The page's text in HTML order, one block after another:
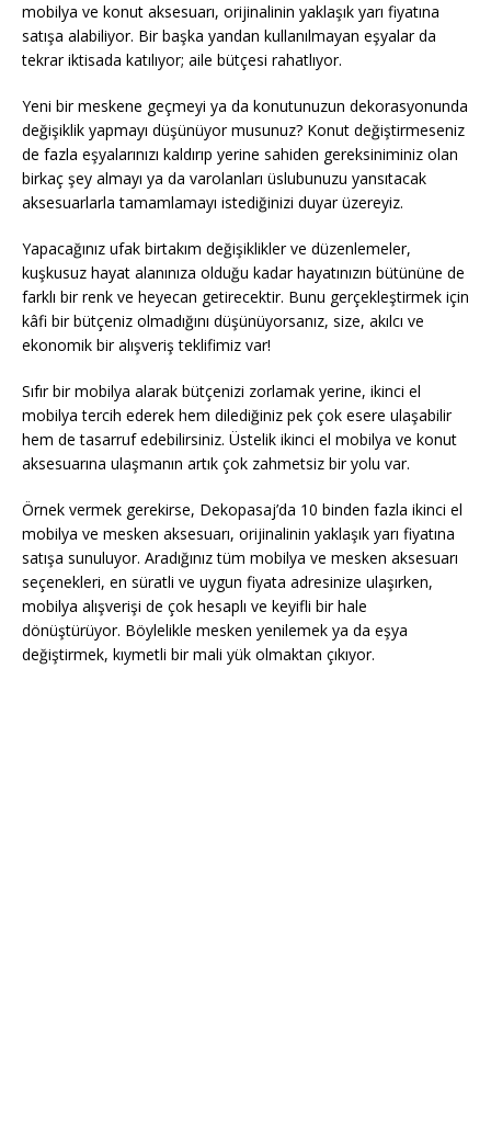
mobilya ve konut aksesuarı, orijinalinin yaklaşık yarı fiyatına
satışa alabiliyor. Bir başka yandan kullanılmayan eşyalar da
tekrar iktisada katılıyor; aile bütçesi rahatlıyor.
Yeni bir meskene geçmeyi ya da konutunuzun dekorasyonunda
değişiklik yapmayı düşünüyor musunuz? Konut değiştirmeseniz
de fazla eşyalarınızı kaldırıp yerine sahiden gereksiniminiz olan
birkaç şey almayı ya da varolanları üslubunuzu yansıtacak
aksesuarlarla tamamlamayı istediğinizi duyar üzereyiz.
Yapacağınız ufak birtakım değişiklikler ve düzenlemeler,
kuşkusuz hayat alanınıza olduğu kadar hayatınızın bütününe de
farklı bir renk ve heyecan getirecektir. Bunu gerçekleştirmek için
kâfi bir bütçeniz olmadığını düşünüyorsanız, size, akılcı ve
ekonomik bir alışveriş teklifimiz var!
Sıfır bir mobilya alarak bütçenizi zorlamak yerine, ikinci el
mobilya tercih ederek hem dilediğiniz pek çok esere ulaşabilir
hem de tasarruf edebilirsiniz. Üstelik ikinci el mobilya ve konut
aksesuarına ulaşmanın artık çok zahmetsiz bir yolu var.
Örnek vermek gerekirse, Dekopasaj’da 10 binden fazla ikinci el
mobilya ve mesken aksesuarı, orijinalinin yaklaşık yarı fiyatına
satışa sunuluyor. Aradığınız tüm mobilya ve mesken aksesuarı
seçenekleri, en süratli ve uygun fiyata adresinize ulaşırken,
mobilya alışverişi de çok hesaplı ve keyifli bir hale
dönüştürüyor. Böylelikle mesken yenilemek ya da eşya
değiştirmek, kıymetli bir mali yük olmaktan çıkıyor.